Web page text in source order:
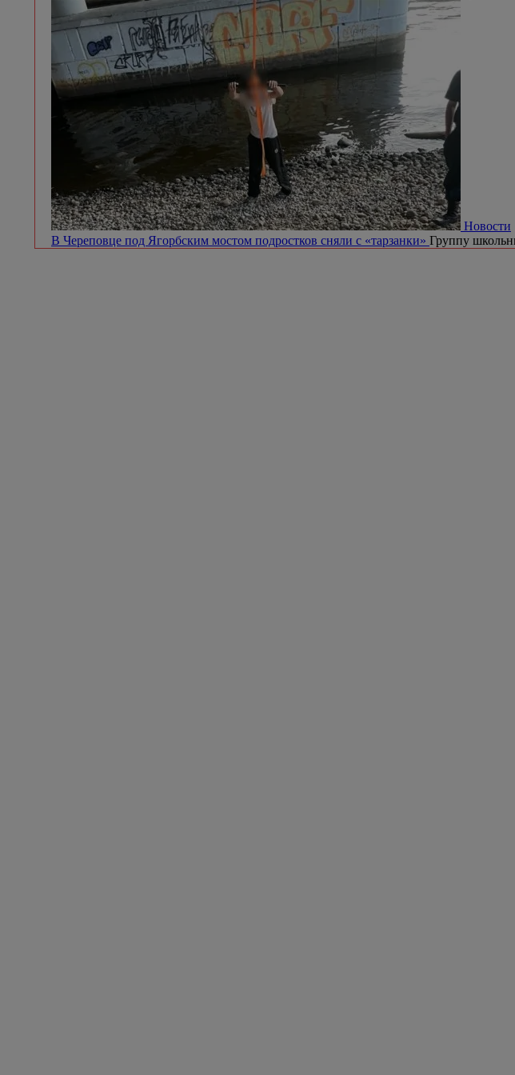
Новости
В Череповце под Ягорбским мостом подростков сняли с «тарзанки» Группу